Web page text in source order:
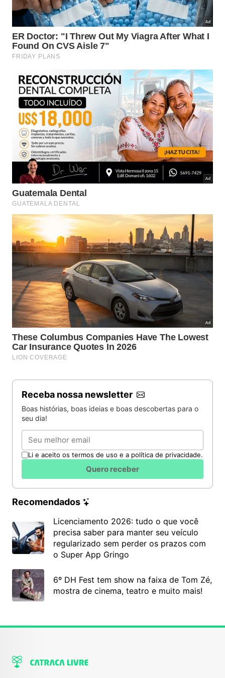
Receba nossa newsletter
Boas histórias, boas ideias e boas descobertas para o
seu dia!
Email
Li e aceito os termos de uso e a política de privacidade.
Quero receber
Recomendados
Licenciamento 2026: tudo o que você
precisa saber para manter seu veículo
regularizado sem perder os prazos com
o Super App Gringo
6º DH Fest tem show na faixa de Tom Zé,
mostra de cinema, teatro e muito mais!